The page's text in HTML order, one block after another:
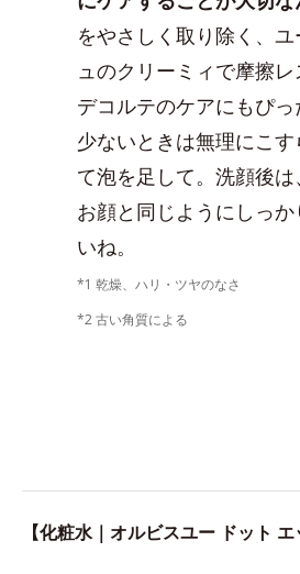
をやさしく取り除く、
ュのクリーミィで摩擦
デコルテのケアにもぴ
少ないときは無理にこ
て泡を足して。洗顔後
お顔と同じようにしっ
いね。
*1 乾燥、ハリ・ツヤのなさ
*2 古い角質による
【化粧水｜オルビスユー ドット